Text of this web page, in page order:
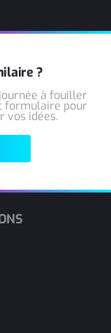
?
à fouiller
formulaire pour
vos idées.